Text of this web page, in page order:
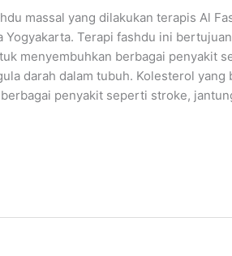
massal yang dilakukan terapis Al
Yogyakarta. Terapi fashdu ini
menyembuhkan berbagai penyakit
darah dalam tubuh. Kolesterol
penyakit seperti stroke,